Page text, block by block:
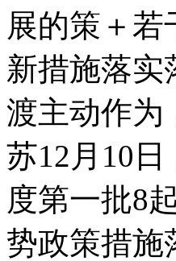
展的策＋ 若
新措施落实
渡主动作为
苏12月10
度第一批8
势政策措施